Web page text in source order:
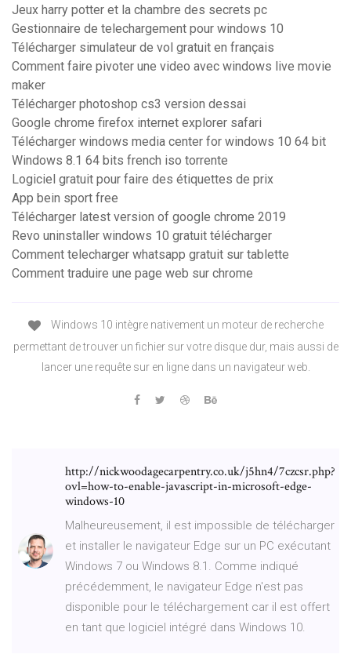
Jeux harry potter et la chambre des secrets pc
Gestionnaire de telechargement pour windows 10
Télécharger simulateur de vol gratuit en français
Comment faire pivoter une video avec windows live movie
maker
Télécharger photoshop cs3 version dessai
Google chrome firefox internet explorer safari
Télécharger windows media center for windows 10 64 bit
Windows 8.1 64 bits french iso torrente
Logiciel gratuit pour faire des étiquettes de prix
App bein sport free
Télécharger latest version of google chrome 2019
Revo uninstaller windows 10 gratuit télécharger
Comment telecharger whatsapp gratuit sur tablette
Comment traduire une page web sur chrome
Windows 10 intègre nativement un moteur de recherche
permettant de trouver un fichier sur votre disque dur, mais aussi de
lancer une requête sur en ligne dans un navigateur web.
http://nickwoodagecarpentry.co.uk/j5hn4/7czcsr.php?
ovl=how-to-enable-javascript-in-microsoft-edge-
windows-10
Malheureusement, il est impossible de télécharger
et installer le navigateur Edge sur un PC exécutant
Windows 7 ou Windows 8.1. Comme indiqué
précédemment, le navigateur Edge n'est pas
disponible pour le téléchargement car il est offert
en tant que logiciel intégré dans Windows 10.